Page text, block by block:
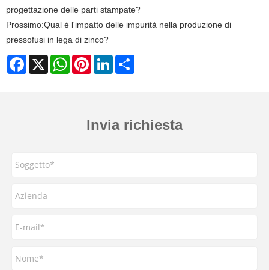
progettazione delle parti stampate?
Prossimo:Qual è l'impatto delle impurità nella produzione di
pressofusi in lega di zinco?
Facebook
X WhatsAppPinterestLinkedIn
Invia richiesta